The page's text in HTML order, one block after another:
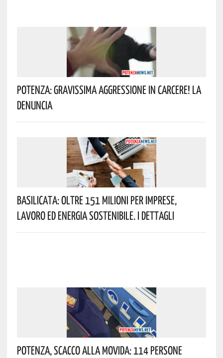
Potenza: Gravissima Aggressione In Carcere! La
Denuncia
Basilicata: Oltre 151 Milioni Per Imprese,
Lavoro Ed Energia Sostenibile. I Dettagli
Potenza, Scacco Alla Movida: 114 Persone